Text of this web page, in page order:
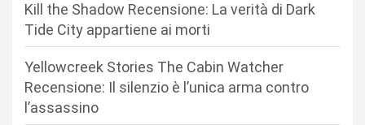
Kill the Shadow Recensione: La verità di Dark
Tide City appartiene ai morti
Yellowcreek Stories The Cabin Watcher
Recensione: Il silenzio è l’unica arma contro
l’assassino